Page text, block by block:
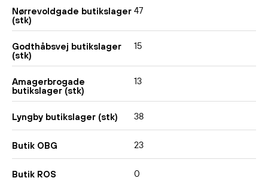
Nørrevoldgade butikslager
(stk)
47
Godthåbsvej butikslager
(stk)
15
Amagerbrogade
butikslager (stk)
13
Lyngby butikslager (stk) 38
Butik OBG 23
Butik ROS 0